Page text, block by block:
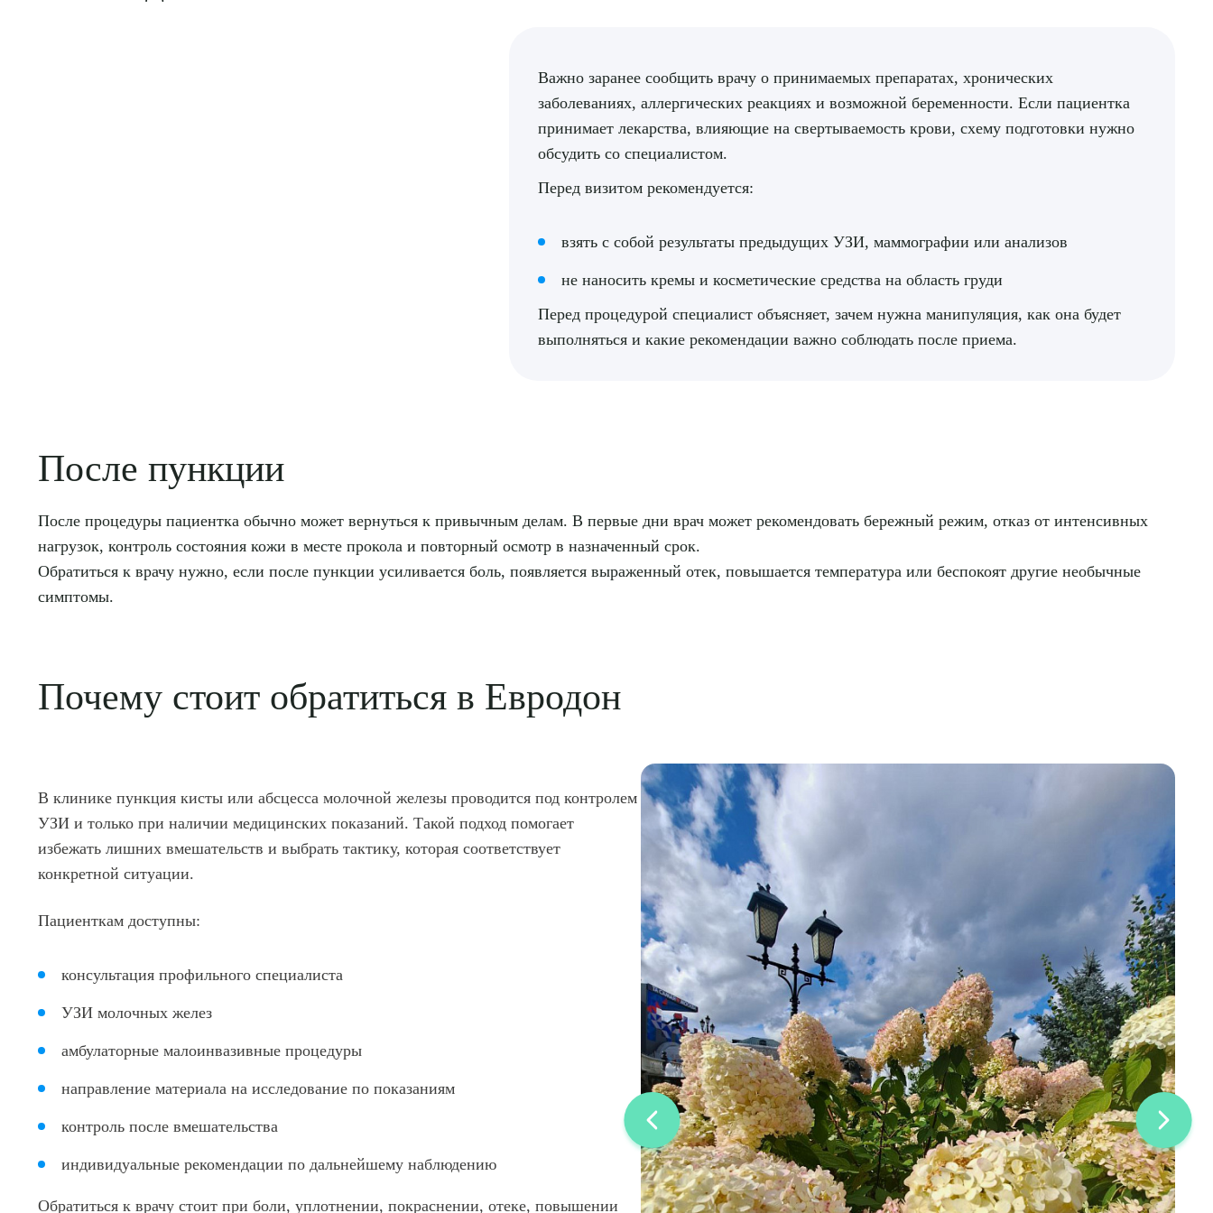
Важно заранее сообщить врачу о принимаемых препаратах, хронических
заболеваниях, аллергических реакциях и возможной беременности. Если пациентка
принимает лекарства, влияющие на свертываемость крови, схему подготовки нужно
обсудить со специалистом.
Перед визитом рекомендуется:
взять с собой результаты предыдущих УЗИ, маммографии или анализов
не наносить кремы и косметические средства на область груди
Перед процедурой специалист объясняет, зачем нужна манипуляция, как она будет
выполняться и какие рекомендации важно соблюдать после приема.
После пункции
После процедуры пациентка обычно может вернуться к привычным делам. В первые дни врач может рекомендовать бережный режим, отказ от интенсивных
нагрузок, контроль состояния кожи в месте прокола и повторный осмотр в назначенный срок.
Обратиться к врачу нужно, если после пункции усиливается боль, появляется выраженный отек, повышается температура или беспокоят другие необычные
симптомы.
Почему стоит обратиться в Евродон
В клинике пункция кисты или абсцесса молочной железы проводится под контролем
УЗИ и только при наличии медицинских показаний. Такой подход помогает
избежать лишних вмешательств и выбрать тактику, которая соответствует
конкретной ситуации.
Пациенткам доступны:
консультация профильного специалиста
УЗИ молочных желез
амбулаторные малоинвазивные процедуры
направление материала на исследование по показаниям
контроль после вмешательства
индивидуальные рекомендации по дальнейшему наблюдению
Обратиться к врачу стоит при боли, уплотнении, покраснении, отеке, повышении
Я даю согласие на